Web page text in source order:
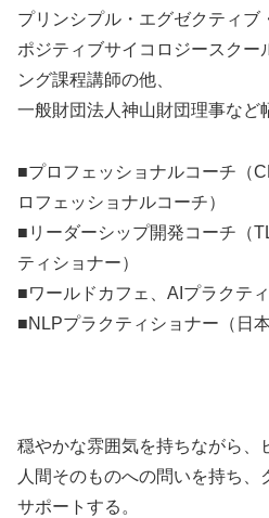
プリンシプル・エグゼクティブ
ポジティブサイコロジースクー
ング課程講師の他、
一般財団法人神山財団理事など
■プロフェッショナルコーチ（
ロフェッショナルコーチ）
■リーダーシップ開発コーチ（
ティショナー）
■ワールドカフェ、AIプラクテ
■NLPプラクティショナー（日
穏やかな雰囲気を持ちながら、
人間そのものへの問いを持ち
サポートする。